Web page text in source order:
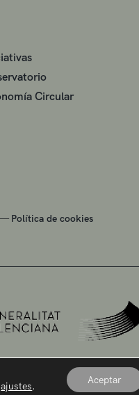
Circular
Política de cookies
ajustes. Aceptar